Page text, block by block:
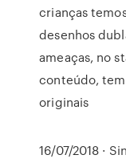
crianças
desenhos
ameaças, no
conteúdo,
originais
16/07/2018 ·